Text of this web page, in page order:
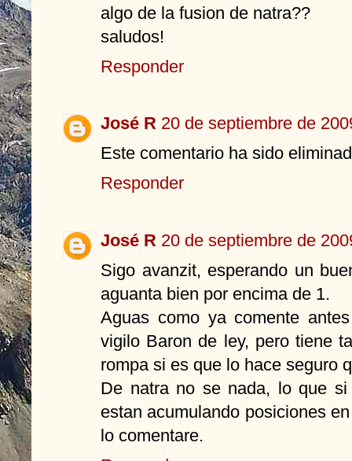
algo de la fusion de natra??
saludos!
Responder
José R 20 de septiembre de
Este comentario ha sido
Responder
José R 20 de septiembre de
Sigo avanzit, esperando un
aguanta bien por encima de 1.
Aguas como ya comente
vigilo Baron de ley, pero tiene
rompa si es que lo hace seguro
De natra no se nada, lo que
estan acumulando posiciones
lo comentare.